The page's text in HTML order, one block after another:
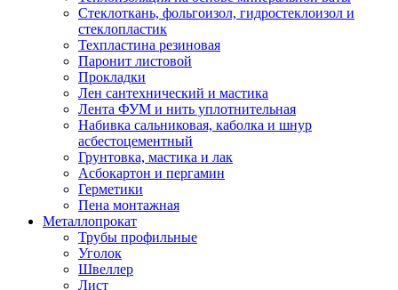
Стеклоткань, фольгоизол, гидростеклоизол и
стеклопластик
Техпластина резиновая
Паронит листовой
Прокладки
Лен сантехнический и мастика
Лента ФУМ и нить уплотнительная
Набивка сальниковая, каболка и шнур
асбестоцементный
Грунтовка, мастика и лак
Асбокартон и пергамин
Герметики
Пена монтажная
Металлопрокат
Трубы профильные
Уголок
Швеллер
Лист